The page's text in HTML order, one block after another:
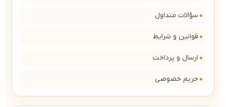
سؤالات متداول
قوانین و شرایط
ارسال و پرداخت
حریم خصوصی